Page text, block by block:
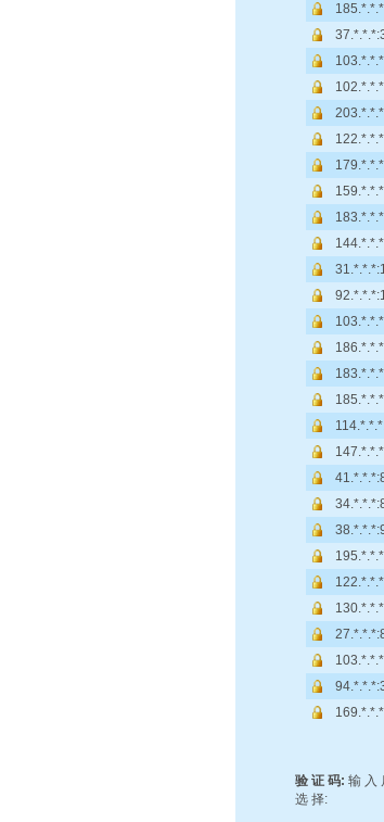
验 证 码: 输 入
选 择: